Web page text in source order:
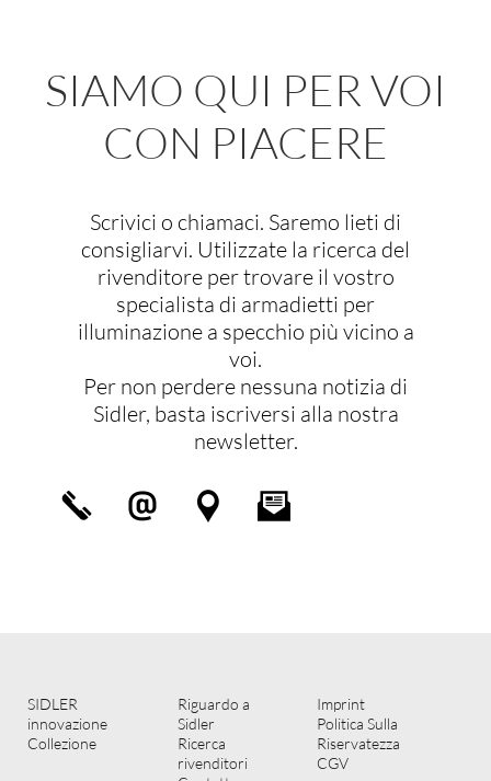
SIAMO QUI PER VOI
CON PIACERE
Scrivici o chiamaci. Saremo lieti di
consigliarvi. Utilizzate la ricerca del
rivenditore per trovare il vostro
specialista di armadietti per
illuminazione a specchio più vicino a
voi.
Per non perdere nessuna notizia di
Sidler, basta iscriversi alla nostra
newsletter.
SIDLER
innovazione
Collezione
Riguardo a
Sidler
Ricerca
rivenditori
Imprint
Politica Sulla
Riservatezza
CGV